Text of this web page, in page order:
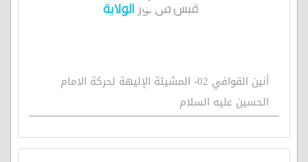
أنين القوافي 02- المشيئة الإليهة لحركة الامام
الحسين عليه السلام